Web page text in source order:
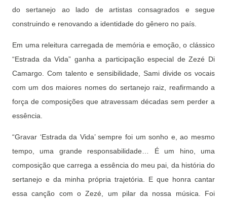
do sertanejo ao lado de artistas consagrados e segue
construindo e renovando a identidade do gênero no país.
Em uma releitura carregada de memória e emoção, o clássico
“Estrada da Vida” ganha a participação especial de Zezé Di
Camargo. Com talento e sensibilidade, Sami divide os vocais
com um dos maiores nomes do sertanejo raiz, reafirmando a
força de composições que atravessam décadas sem perder a
essência.
“Gravar ‘Estrada da Vida’ sempre foi um sonho e, ao mesmo
tempo, uma grande responsabilidade… É um hino, uma
composição que carrega a essência do meu pai, da história do
sertanejo e da minha própria trajetória. E que honra cantar
essa canção com o Zezé, um pilar da nossa música. Foi